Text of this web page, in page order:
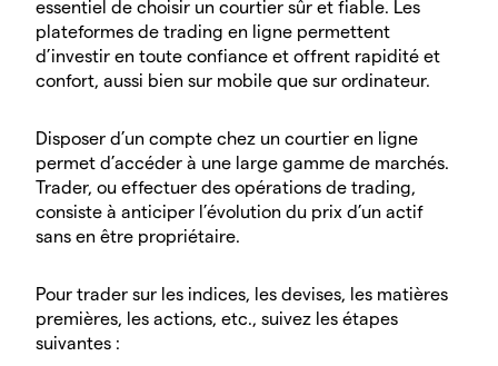
essentiel de choisir un courtier sûr et fiable. Les
plateformes de trading en ligne permettent
d’investir en toute confiance et offrent rapidité et
confort, aussi bien sur mobile que sur ordinateur.
Disposer d’un compte chez un courtier en ligne
permet d’accéder à une large gamme de marchés.
Trader, ou effectuer des opérations de trading,
consiste à anticiper l’évolution du prix d’un actif
sans en être propriétaire.
Pour trader sur les indices, les devises, les matières
premières, les actions, etc., suivez les étapes
suivantes :